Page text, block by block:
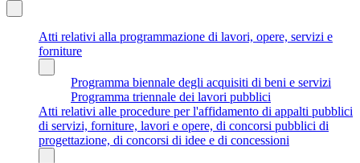
Atti relativi alla programmazione di lavori, opere, servizi e
forniture
Programma biennale degli acquisiti di beni e servizi
Programma triennale dei lavori pubblici
Atti relativi alle procedure per l'affidamento di appalti pubblici
di servizi, forniture, lavori e opere, di concorsi pubblici di
progettazione, di concorsi di idee e di concessioni